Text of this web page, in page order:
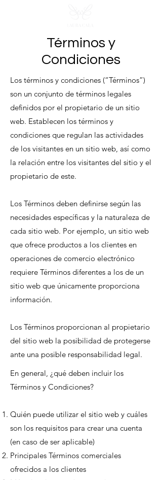
Términos y
Condiciones
Los términos y condiciones (“Términos”)
son un conjunto de términos legales
definidos por el propietario de un sitio
web. Establecen los términos y
condiciones que regulan las actividades
de los visitantes en un sitio web, así como
la relación entre los visitantes del sitio y el
propietario de este.
Los Términos deben definirse según las
necesidades específicas y la naturaleza de
cada sitio web. Por ejemplo, un sitio web
que ofrece productos a los clientes en
operaciones de comercio electrónico
requiere Términos diferentes a los de un
sitio web que únicamente proporciona
información.
Los Términos proporcionan al propietario
del sitio web la posibilidad de protegerse
ante una posible responsabilidad legal.
En general, ¿qué deben incluir los
Términos y Condiciones?
Quién puede utilizar el sitio web y cuáles
son los requisitos para crear una cuenta
(en caso de ser aplicable)
Principales Términos comerciales
ofrecidos a los clientes